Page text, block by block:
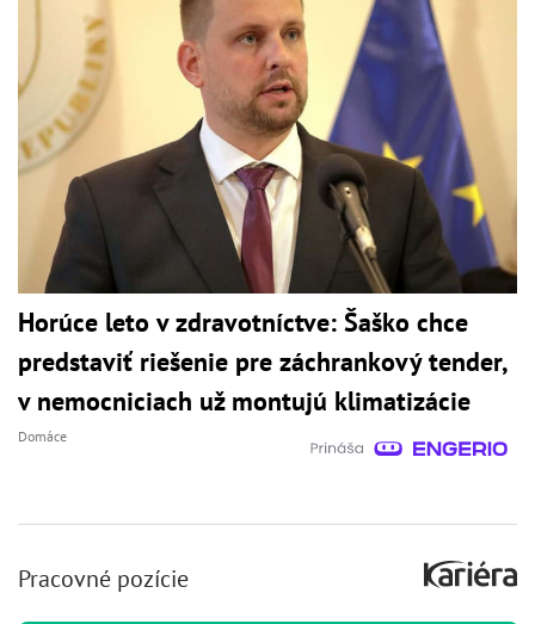
Horúce leto v zdravotníctve: Šaško chce
predstaviť riešenie pre záchrankový tender,
v nemocniciach už montujú klimatizácie
Domáce
Pracovné pozície